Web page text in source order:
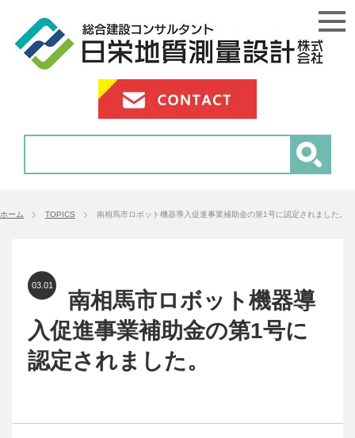
ホーム TOPICS 南相馬市ロボット機器導入促進事業補助金の第1号に認定されました。
03.01
南相馬市ロボット機器導
入促進事業補助金の第1号に
認定されました。